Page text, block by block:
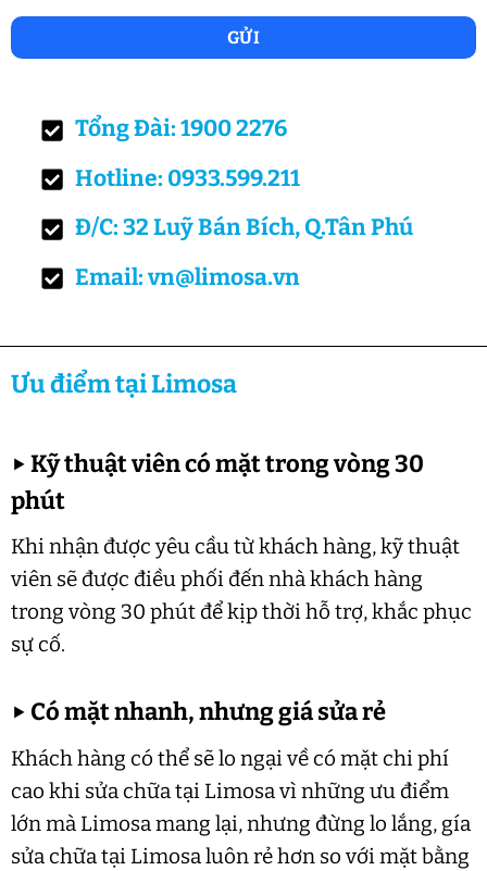
Tổng Đài: 1900 2276
Hotline: 0933.599.211
Đ/C: 32 Luỹ Bán Bích, Q.Tân Phú
Email: vn@limosa.vn
Ưu điểm tại Limosa
▶Kỹ thuật viên có mặt trong vòng 30
phút
Khi nhận được yêu cầu từ khách hàng, kỹ thuật
viên sẽ được điều phối đến nhà khách hàng
trong vòng 30 phút để kịp thời hỗ trợ, khắc phục
sự cố.
▶ Có mặt nhanh, nhưng giá sửa rẻ
Khách hàng có thể sẽ lo ngại về có mặt chi phí
cao khi sửa chữa tại Limosa vì những ưu điểm
lớn mà Limosa mang lại, nhưng đừng lo lắng, gía
sửa chữa tại Limosa luôn rẻ hơn so với mặt bằng